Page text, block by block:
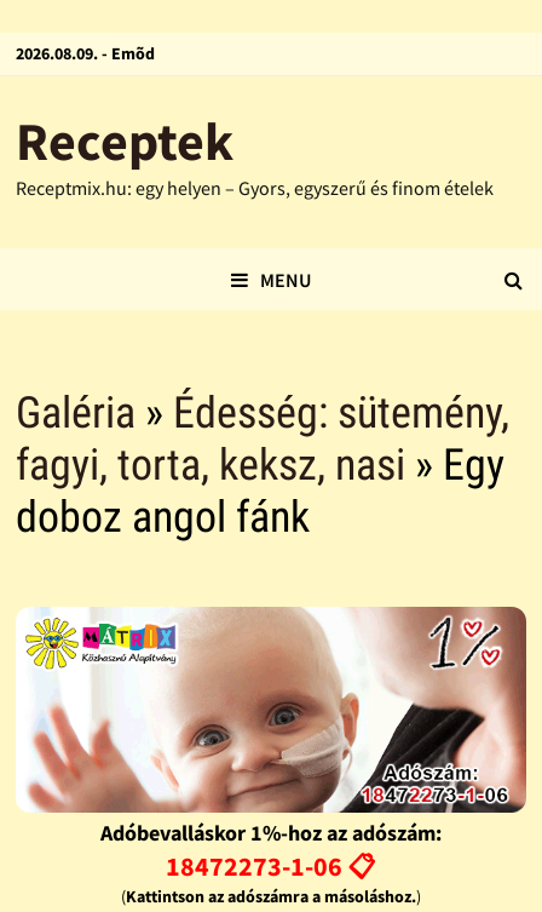
2026.08.09. - Emõd
Receptek
Receptmix.hu: egy helyen – Gyors, egyszerű és finom ételek
MENU
Galéria » Édesség: sütemény,
fagyi, torta, keksz, nasi » Egy
doboz angol fánk
Adóbevalláskor 1%-hoz az adószám:
18472273-1-06 📋
(Kattintson az adószámra a másoláshoz.)